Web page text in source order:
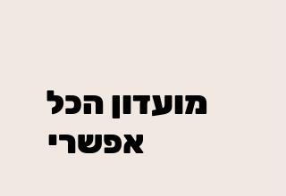
מועדון הכל
אפשרי